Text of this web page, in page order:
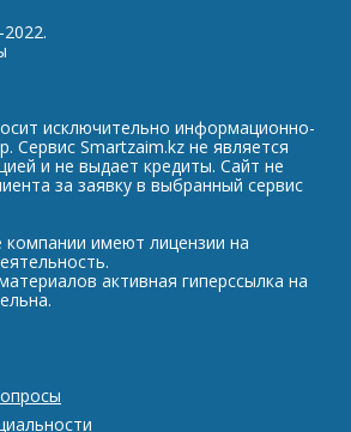
исключительно информационно-
Сервис Smartzaim.kz не является
и не выдает кредиты. Сайт не
за заявку в выбранный сервис
компании имеют лицензии на
активная гиперссылка на